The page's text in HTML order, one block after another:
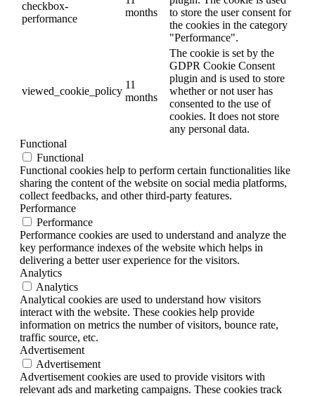
checkbox-
performance
months
to store the user consent for
the cookies in the category
"Performance".
viewed_cookie_policy
11
months
The cookie is set by the
GDPR Cookie Consent
plugin and is used to store
whether or not user has
consented to the use of
cookies. It does not store
any personal data.
Functional
Functional
Functional cookies help to perform certain functionalities like
sharing the content of the website on social media platforms,
collect feedbacks, and other third-party features.
Performance
Performance
Performance cookies are used to understand and analyze the
key performance indexes of the website which helps in
delivering a better user experience for the visitors.
Analytics
Analytics
Analytical cookies are used to understand how visitors
interact with the website. These cookies help provide
information on metrics the number of visitors, bounce rate,
traffic source, etc.
Advertisement
Advertisement
Advertisement cookies are used to provide visitors with
relevant ads and marketing campaigns. These cookies track